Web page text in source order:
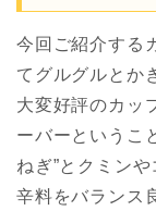
今回ご紹介する
てグルグルとか
大変好評のカッ
ーバーというこ
ねぎ”とクミン
辛料をバランス